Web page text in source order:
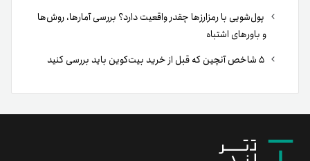
پول‌شویی با رمزارزها چقدر واقعیت دارد؟ بررسی آمارها، روش‌ها
و باورهای اشتباه